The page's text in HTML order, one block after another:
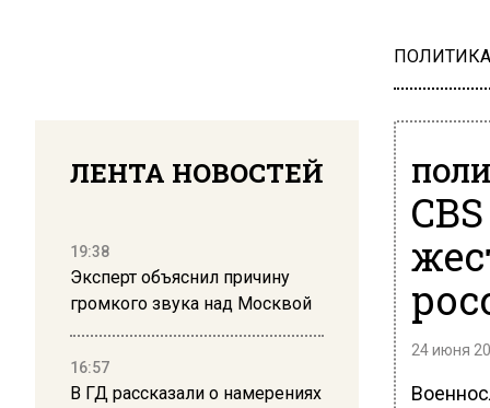
ПОЛИТИКА
ЛЕНТА НОВОСТЕЙ
19:38
Эксперт объяснил причину
громкого звука над Москвой
16:57
В ГД рассказали о намерениях
24 июня